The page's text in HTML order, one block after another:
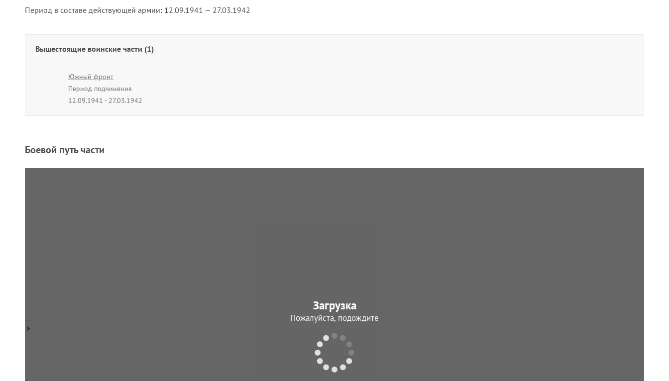
Период в составе действующей армии: 12.09.1941 — 27.03.1942
Вышестоящие воинские части (1)
Южный фронт
Период подчинения
12.09.1941 - 27.03.1942
Боевой путь части
Загрузка
Пожалуйста, подождите